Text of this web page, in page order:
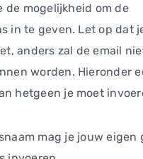
de mogelijkheid om de
in te geven. Let op dat
anders zal de email
worden. Hieronder
hetgeen je moet
mag je jouw eigen